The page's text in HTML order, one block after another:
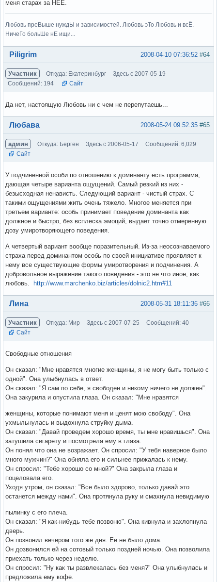
меня старах за НЕЁ.
Любовь преВыше нуждЫ и зависимостей. Любовь эТо Любовь и всЁ.
НичеГо больШе нЕ ищи...
Вне форума #64
2008-04-10 07:36:52
Piligrim
Участник Откуда: Екатеринбург
Здесь с 2007-05-19
Сообщений: 194
Сайт
Да нет, настоящую Любовь ни с чем не перепутаешь...
Вне форума #65
2008-05-24 09:52:35
Любава
админ Откуда: Берген Здесь с 2006-05-17
Сообщений: 6,029
Сайт
У подчиненной особи по отношению к доминанту есть программа,
дающая четыре варианта ощущений. Самый резкий из них -
безысходная ненависть. Следующий вариант - чистый страх. С
такими ощущениями жить очень тяжело. Многое меняется при
третьем варианте: особь принимает поведение доминанта как
должное и быстро, без всплеска эмоций, выдает точно отмеренную
дозу умиротворяющего поведения.
А четвертый вариант вообще поразительный. Из-за неосознаваемого
страха перед доминантом особь по своей инициативе проявляет к
нему все существующие формы умиротворения и подчинения. А
добровольное выражение такого поведения - это не что иное, как
любовь.
http://www.marchenko.biz/articles/dolnic2.htm#11
Вне форума #66
2008-05-31 18:11:36
Лина
Участник Откуда: Мир Здесь с 2007-07-25
Сообщений: 40
Сайт
Свободные отношения
Он сказал: "Мне нравятся многие женщины, я не могу быть только с
одной". Она улыбнулась в ответ.
Он сказал: "Я сам по себе, я свободен и никому ничего не должен".
Она закурила и опустила глаза. Он сказал: "Мне нравятся
женщины, которые понимают меня и ценят мою свободу". Она
ухмыльнулась и выдохнула струйку дыма.
Он сказал: "Давай проведем хорошо время, ты мне нравишься". Она
затушила сигарету и посмотрела ему в глаза.
Он понял что она не возражает. Он спросил: "У тебя наверное было
много мужчин?" Она обняла его и сильнее прижалась к нему.
Он спросил: "Тебе хорошо со мной?" Она закрыла глаза и
поцеловала его.
Уходя утром, он сказал: "Все было здорово, только давай это
останется между нами". Она протянула руку и смахнула невидимую
пылинку с его плеча.
Он сказал: "Я как-нибудь тебе позвоню". Она кивнула и захлопнула
дверь.
Он позвонил вечером того же дня. Ее не было дома.
Он дозвонился ей на сотовый только поздней ночью. Она позволила
приехать только через неделю.
Он спросил: "Ну как ты развлекалась без меня?" Она улыбнулась и
предложила ему кофе.